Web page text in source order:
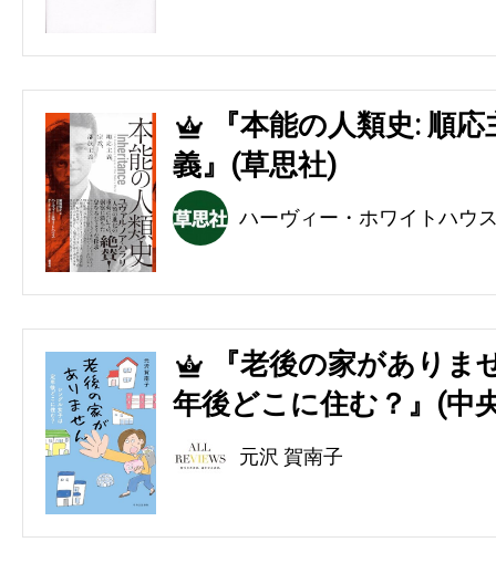
4
『本能の人類史: 順
義』(草思社)
ハーヴィー・ホワイトハウ
5
『老後の家があり
年後どこに住む？』(中
元沢 賀南子